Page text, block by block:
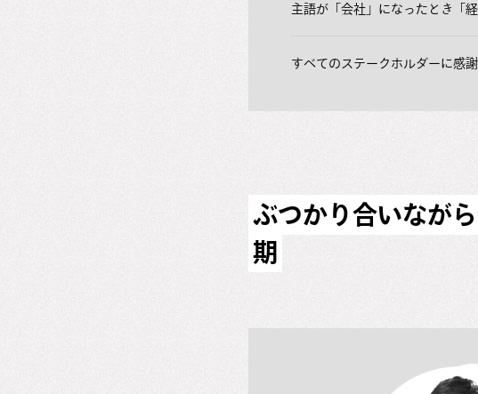
主語が「会社」になったとき「
すべてのステークホルダーに感
ぶつかり合いなが
期